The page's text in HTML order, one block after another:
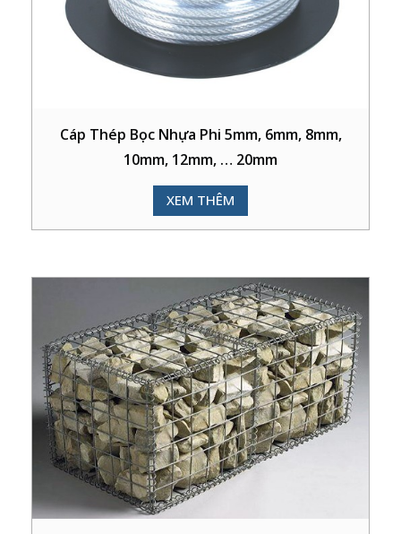
Cáp Thép Bọc Nhựa Phi 5mm, 6mm, 8mm,
10mm, 12mm, … 20mm
XEM THÊM